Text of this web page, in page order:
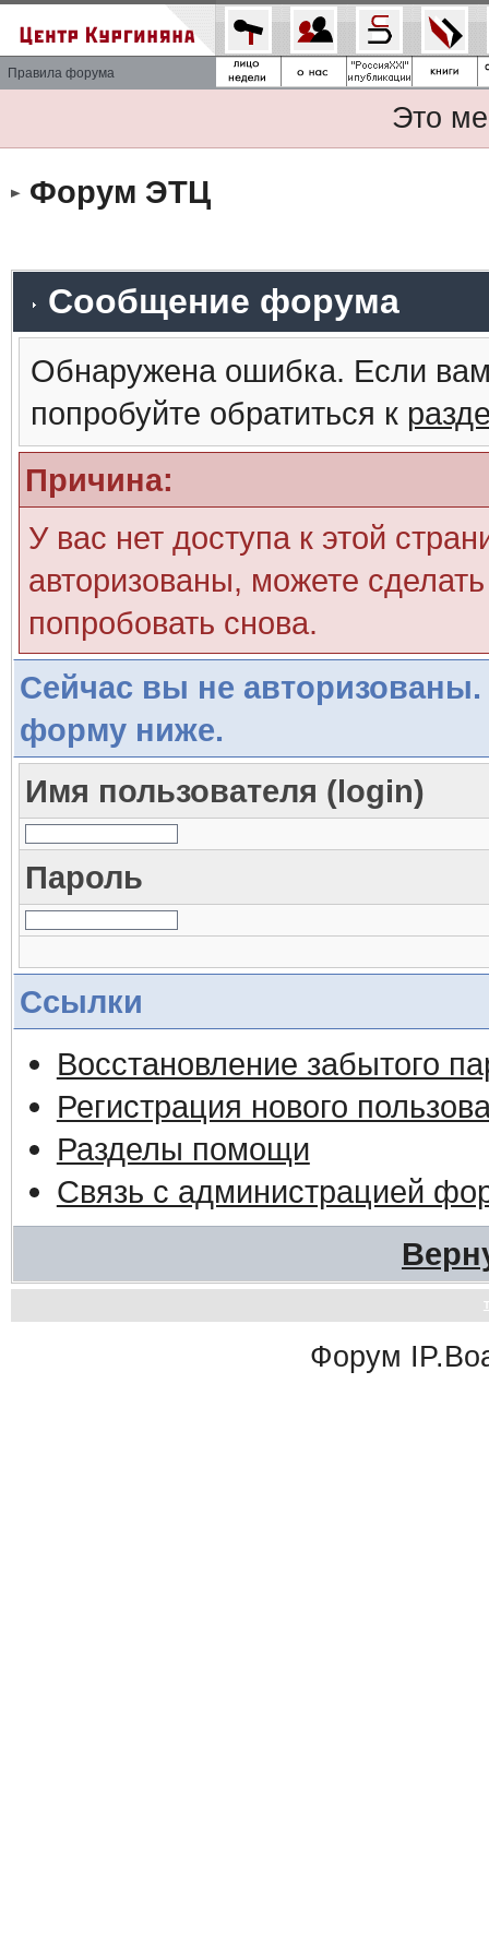
Правила форума
Это
Форум ЭТЦ
Сообщение форума
Обнаружена ошибка. Если
попробуйте обратиться к
Причина:
У вас нет доступа к этой
авторизованы, можете
попробовать снова.
Сейчас вы не авторизованы.
форму ниже.
Имя пользователя (login)
Пароль
Ссылки
Восстановление забытого
Регистрация нового
Разделы помощи
Связь с администрацией
Форум